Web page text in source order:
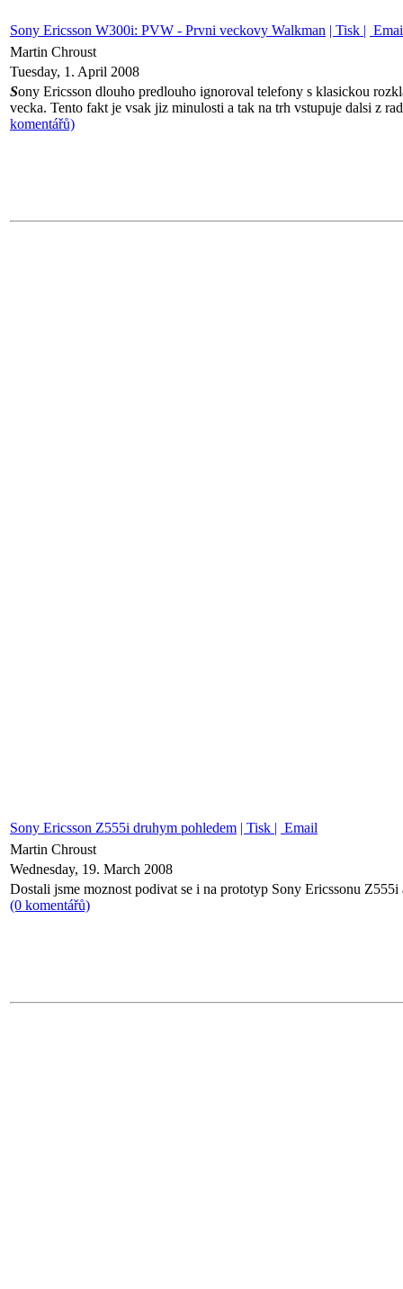
Sony Ericsson W300i: PVW - Prvni veckovy Walkman | Tisk |
Martin Chroust
Tuesday, 1. April 2008
Sony Ericsson dlouho predlouho ignoroval telefony s klasickou
vecka. Tento fakt je vsak jiz minulosti a tak na trh vstupuje dalsi z
komentářů)
Sony Ericsson Z555i druhym pohledem | Tisk | Email
Martin Chroust
Wednesday, 19. March 2008
Dostali jsme moznost podivat se i na prototyp Sony Ericssonu Z555i
(0 komentářů)